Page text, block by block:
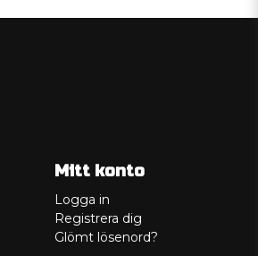
Mitt konto
Logga in
Registrera dig
Glömt lösenord?